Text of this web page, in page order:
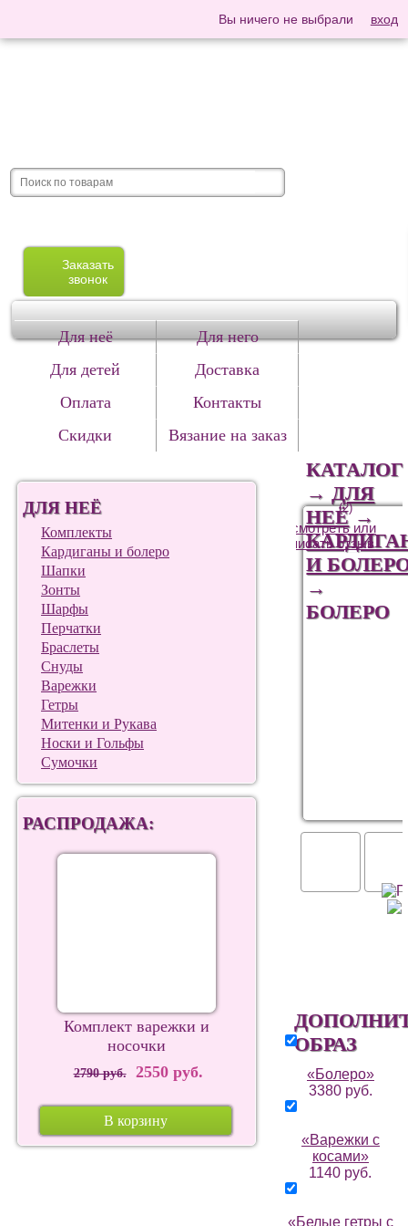
Вы ничего не выбрали вход
Заказать
звонок
Для неё
Для него
Для детей
Доставка
Оплата
Контакты
Скидки
Вязание на заказ
ДЛЯ НЕЁ
Комплекты
Кардиганы и болеро
Шапки
Зонты
Шарфы
Перчатки
Браслеты
Снуды
Варежки
Гетры
Митенки и Рукава
Носки и Гольфы
Сумочки
РАСПРОДАЖА:
Комплект варежки и
носочки
2790 руб.2550 руб.
В корзину
КАТАЛОГ
→ДЛЯ
НЕЁ→
И
→
БОЛЕРО
(2)
Посмотреть или
написать отзыв
ОБРАЗ
«Болеро»
3380 руб.
«Варежки с
косами»
1140 руб.
«Белые гетры с